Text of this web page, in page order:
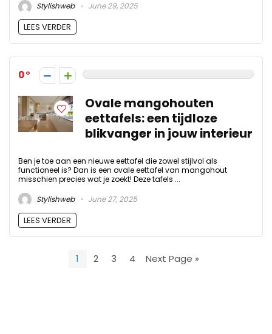
Stylishweb
June 29, 2025
LEES VERDER
0
Ovale mangohouten
eettafels: een tijdloze
blikvanger in jouw interieur
Ben je toe aan een nieuwe eettafel die zowel stijlvol als
functioneel is? Dan is een ovale eettafel van mangohout
misschien precies wat je zoekt! Deze tafels ...
Stylishweb
June 27, 2025
LEES VERDER
1 2 3 4 Next Page »